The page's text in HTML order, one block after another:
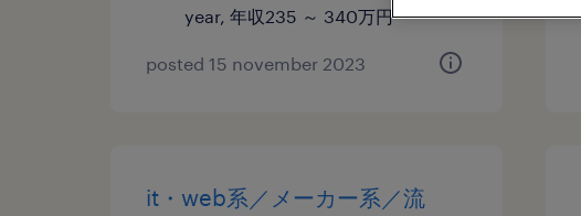
year, 年収235 ～ 340万円
posted 15 november 2023
it・web系／メーカー系／流